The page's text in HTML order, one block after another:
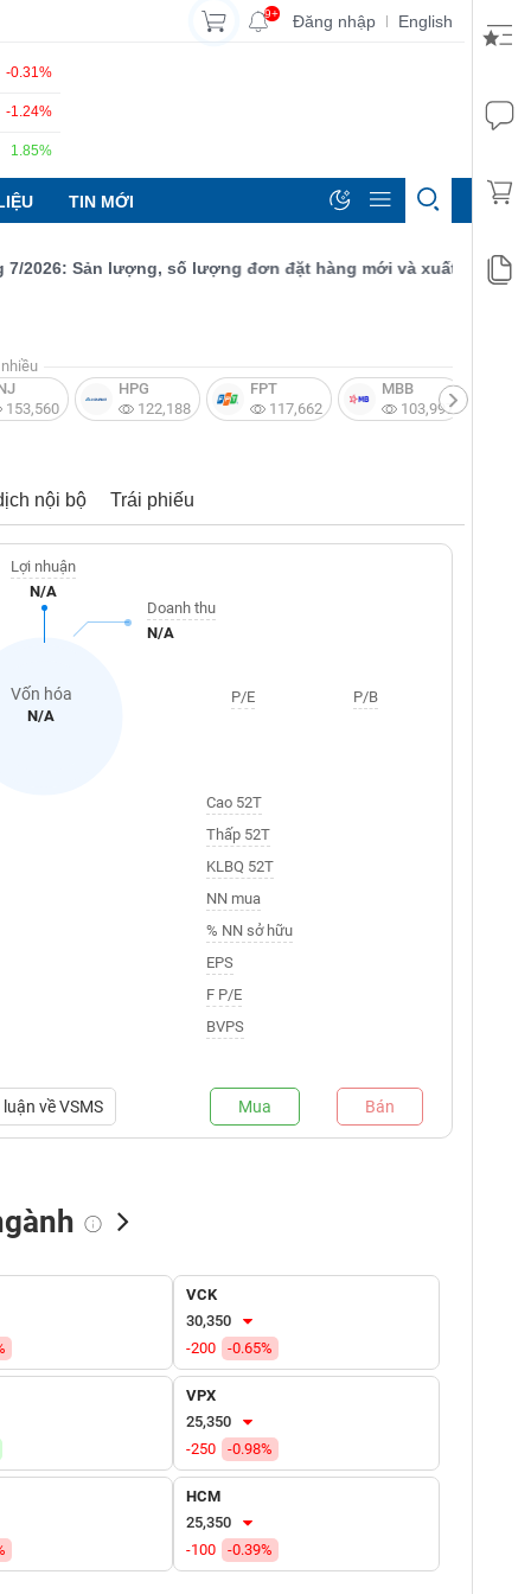
9+ Đăng nhập | English
-0.31%
-1.24%
1.85%
TIN MỚI
Sản lượng, số lượng đơn đặt hàng mới và xuất khẩu đều
153,560
HPG
122,188
FPT
117,662
MBB
103,997
nội bộ Trái phiếu
Vốn hóa
N/A
Lợi nhuận
N/A
Doanh thu
N/A
P/E P/B
Cao 52T
Thấp 52T
KLBQ 52T
NN mua
% NN sở hữu
EPS
F P/E
BVPS
vềVSMS Mua Bán
Tự doanh mua
VCK
30,350
-200
-0.65%
VPX
25,350
-250
-0.98%
HCM
25,350
-100
-0.39%